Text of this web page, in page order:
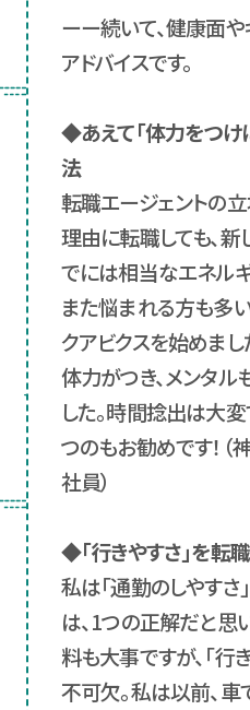
ーー続いて、健康面
アドバイスです。
◆あえて「体力をつけ
法
転職エージェントの
理由に転職しても、
でには相当なエネル
また悩まれる方も多
クアビクスを始めま
体力がつき、メンタル
した。時間捻出は大
つのもお勧めです！
社員）
◆「行きやすさ」を転
私は「通勤のしやす
は、1つの正解だと思
料も大事ですが、「行
不可欠。私は以前、